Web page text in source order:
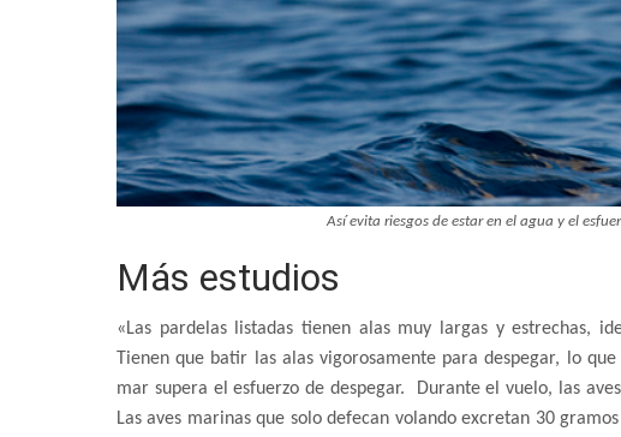
Así evita riesgos de estar en el agua y el
Más estudios
«Las pardelas listadas tienen alas muy largas y estrechas,
Tienen que batir las alas vigorosamente para despegar, lo
mar supera el esfuerzo de despegar. Durante el vuelo, las
Las aves marinas que solo defecan volando excretan 30